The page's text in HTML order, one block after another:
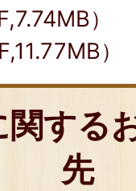
）
）
関する
先